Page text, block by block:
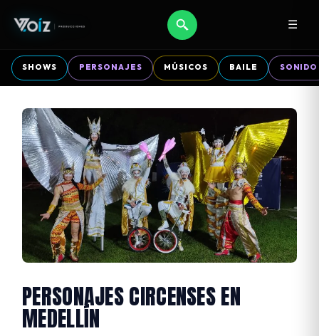
☰
SHOWS PERSONAJES MÚSICOS BAILE SONIDO
PERSONAJES CIRCENSES EN
MEDELLÍN